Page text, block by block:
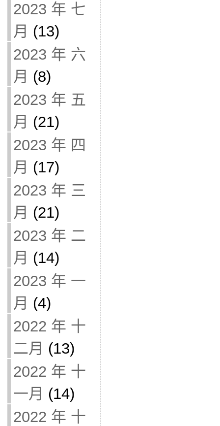
2023 年 七
月 (13)
2023 年 六
月 (8)
2023 年 五
月 (21)
2023 年 四
月 (17)
2023 年 三
月 (21)
2023 年 二
月 (14)
2023 年 一
月 (4)
2022 年 十
二月 (13)
2022 年 十
一月 (14)
2022 年 十